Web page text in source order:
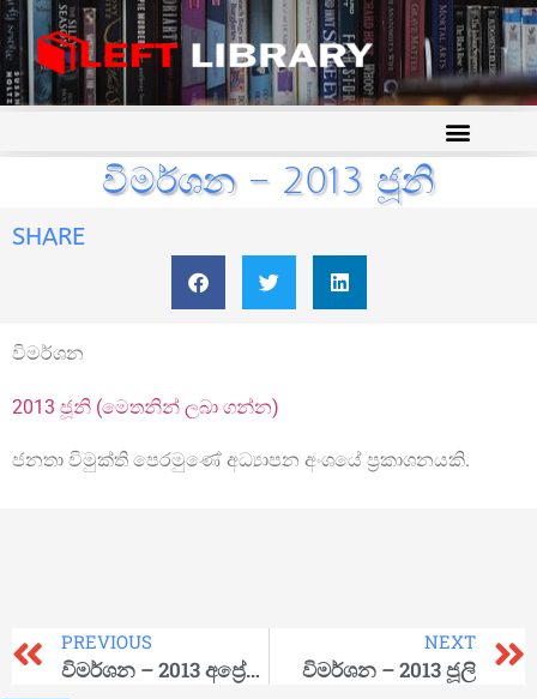
විමර්ශන – 2013 ජූනි
SHARE
විමර්ශන
2013 ජූනි (මෙතනින් ලබා ගන්න)
ජනතා විමුක්ති පෙරමුණේ අධ්‍යාපන අංශයේ ප්‍රකාශනයකි.
PREVIOUS
විමර්ශන – 2013 අප්‍රේල් / මැයි
NEXT
විමර්ශන – 2013 ජූලි